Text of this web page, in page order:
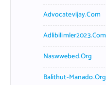
Advocatevijay.com
Adlibilimler2023.com
Naswwebed.org
Balithut-Manado.org